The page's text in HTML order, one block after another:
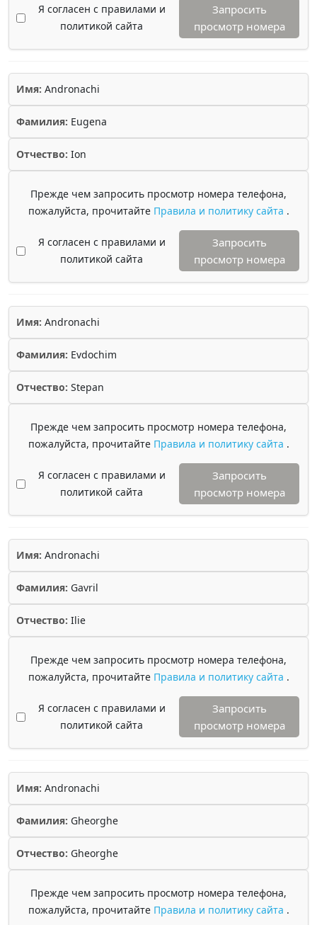
Я согласен с правилами и
политикой сайта
Запросить
просмотр номера
Имя: Andronachi
Фамилия: Eugena
Отчество: Ion
Прежде чем запросить просмотр номера телефона,
пожалуйста, прочитайте Правила и политику сайта .
Я согласен с правилами и
политикой сайта
Запросить
просмотр номера
Имя: Andronachi
Фамилия: Evdochim
Отчество: Stepan
Прежде чем запросить просмотр номера телефона,
пожалуйста, прочитайте Правила и политику сайта .
Я согласен с правилами и
политикой сайта
Запросить
просмотр номера
Имя: Andronachi
Фамилия: Gavril
Отчество: Ilie
Прежде чем запросить просмотр номера телефона,
пожалуйста, прочитайте Правила и политику сайта .
Я согласен с правилами и
политикой сайта
Запросить
просмотр номера
Имя: Andronachi
Фамилия: Gheorghe
Отчество: Gheorghe
Прежде чем запросить просмотр номера телефона,
пожалуйста, прочитайте Правила и политику сайта .